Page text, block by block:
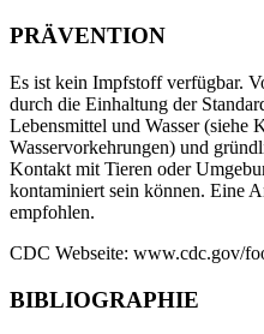
PRÄVENTION
Es ist kein Impfstoff verfügbar.
durch die Einhaltung der
Lebensmittel und Wasser (siehe
Wasservorkehrungen) und
Kontakt mit Tieren oder
kontaminiert sein können. Eine
empfohlen.
CDC Webseite: www.cdc.gov/
BIBLIOGRAPHIE